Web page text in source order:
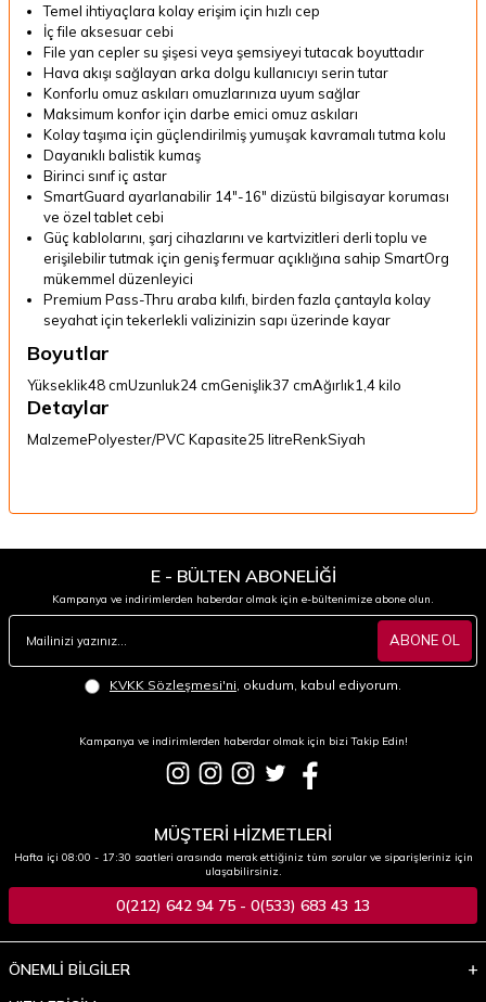
Temel ihtiyaçlara kolay erişim için hızlı cep
İç file aksesuar cebi
File yan cepler su şişesi veya şemsiyeyi tutacak boyuttadır
Hava akışı sağlayan arka dolgu kullanıcıyı serin tutar
Konforlu omuz askıları omuzlarınıza uyum sağlar
Maksimum konfor için darbe emici omuz askıları
Kolay taşıma için güçlendirilmiş yumuşak kavramalı tutma kolu
Dayanıklı balistik kumaş
Birinci sınıf iç astar
SmartGuard ayarlanabilir 14"-16" dizüstü bilgisayar koruması
ve özel tablet cebi
Güç kablolarını, şarj cihazlarını ve kartvizitleri derli toplu ve
erişilebilir tutmak için geniş fermuar açıklığına sahip SmartOrg
mükemmel düzenleyici
Premium Pass-Thru araba kılıfı, birden fazla çantayla kolay
seyahat için tekerlekli valizinizin sapı üzerinde kayar
Boyutlar
Yükseklik48 cmUzunluk24 cmGenişlik37 cmAğırlık1,4 kilo
Detaylar
MalzemePolyester/PVC Kapasite25 litreRenkSiyah
E - BÜLTEN ABONELİĞİ
Kampanya ve indirimlerden haberdar olmak için e-bültenimize abone olun.
ABONE OL
KVKK Sözleşmesi'ni , okudum, kabul ediyorum.
Kampanya ve indirimlerden haberdar olmak için bizi Takip Edin!
MÜŞTERİ HİZMETLERİ
Hafta içi 08:00 - 17:30 saatleri arasında merak ettiğiniz tüm sorular ve siparişleriniz için
ulaşabilirsiniz.
0(212) 642 94 75 - 0(533) 683 43 13
ÖNEMLİ BİLGİLER